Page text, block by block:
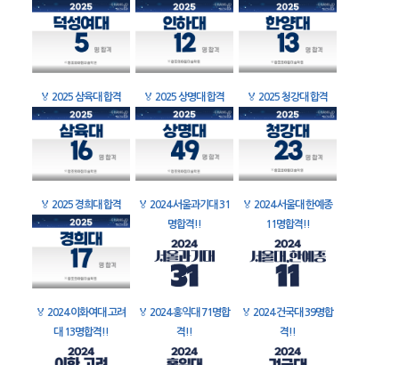
🏅 2025 삼육대 합격 🏅 2025 상명대 합격 🏅 2025 청강대 합격
🏅 2025 경희대 합격 🏅 2024 서울과기대 31
명합격!!
🏅 2024 서울대 한예종
11명합격!!
🏅 2024 이화여대 고려
대 13명합격!!
🏅 2024 홍익대 71명합
격!!
🏅 2024 건국대 39명합
격!!